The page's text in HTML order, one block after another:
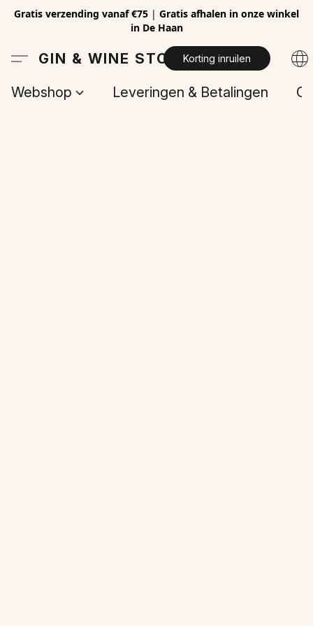
Gratis verzending vanaf €75 | Gratis afhalen in onze winkel
in De Haan
GIN & WINE STOREKorting inruilen
Webshop Leveringen & Betalingen